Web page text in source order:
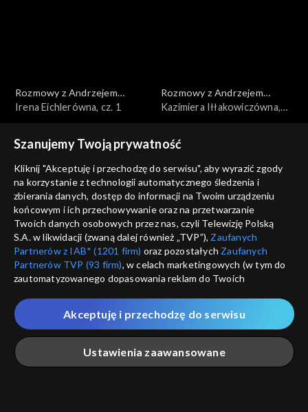
Rozmowy z Andrzejem
Doboszem
Irena Eichlerówna, cz. 1
Rozmowy z Andrzejem
Doboszem
Kazimiera Iłłakowiczówna,
Rozmowy z Andrzejem
Doboszem
Kazimiera Iłłakowiczówna,
cz. 1
Rozmowy z Andrzejem
Doboszem
Wilam Horzyca
Rozmowy z Andrzejem
Doboszem
Józef Beck
Rozmowy z Andrzejem
Doboszem
Kazimierz Junosza-
Szanujemy Twoją prywatność
Kliknij "Akceptuję i przechodzę do serwisu", aby wyrazić zgody
na korzystanie z technologii automatycznego śledzenia i
zbierania danych, dostęp do informacji na Twoim urządzeniu
końcowym i ich przechowywanie oraz na przetwarzanie
Twoich danych osobowych przez nas, czyli Telewizję Polską
S.A. w likwidacji (zwaną dalej również „TVP”), Zaufanych
Partnerów z IAB* (1201 firm) oraz pozostałych Zaufanych
Partnerów TVP (93 firm), w celach marketingowych (w tym do
zautomatyzowanego dopasowania reklam do Twoich
które wskazujemy poniżej, a także zgody na udostępnianie
przez nas identyfikatora PPID do Google.
Twoje dane osobowe zbierane podczas odwiedzania przez
Ciebie naszych
poszczególnych serwisówzwanych dalej
„Portalem”, w tym informacje zapisywane za pomocą
Ustawienia zaawansowane
Akceptuję i przechodzę do serwisu